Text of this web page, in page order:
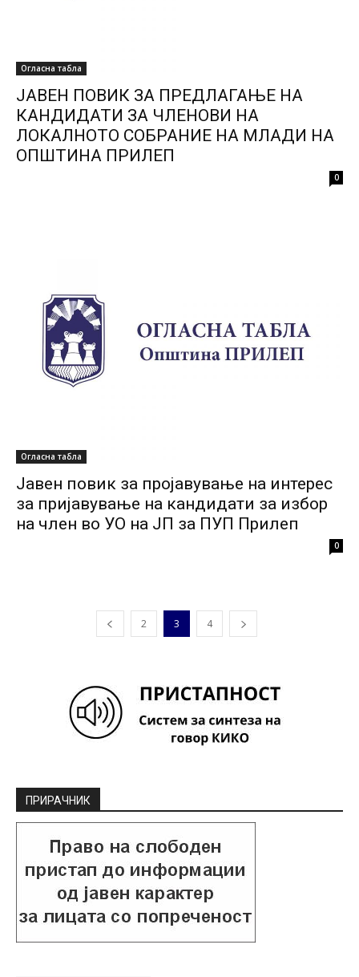
Огласна табла
ЈАВЕН ПОВИК ЗА ПРЕДЛАГАЊЕ НА
КАНДИДАТИ ЗА ЧЛЕНОВИ НА
ЛОКАЛНОТО СОБРАНИЕ НА МЛАДИ НА
ОПШТИНА ПРИЛЕП
0
Огласна табла
Јавен повик за пројавување на интерес
за пријавување на кандидати за избор
на член во УО на ЈП за ПУП Прилеп
0
2 3 4
ПРИРАЧНИК